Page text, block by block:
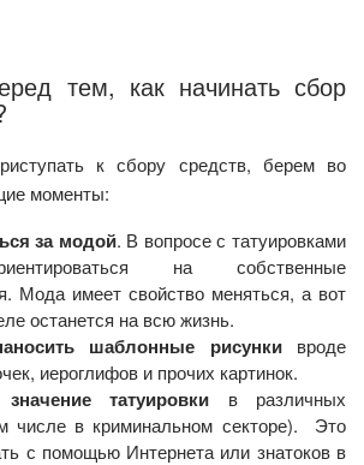
тем, как начинать сбор
к сбору средств, берем во
моменты:
за модой. В вопросе с татуировками
на собственные
Мода имеет свойство меняться, а вот
останется на всю жизнь.
шаблонные рисункивроде
иероглифов и прочих картинок.
татуировки в различных
числе в криминальном секторе). Это
с помощью Интернета или знатоков в